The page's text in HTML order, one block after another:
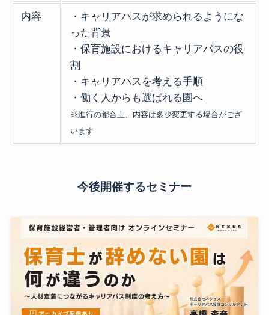
内容
・キャリアパスが求められるようにな
った背景
・保育施設におけるキャリアパスの役
割
・キャリアパスを考える手順
・働く人からも選ばれる園へ
※進行の都合上、内容は多少変更する場合がござ
います
今後開催するセミナー